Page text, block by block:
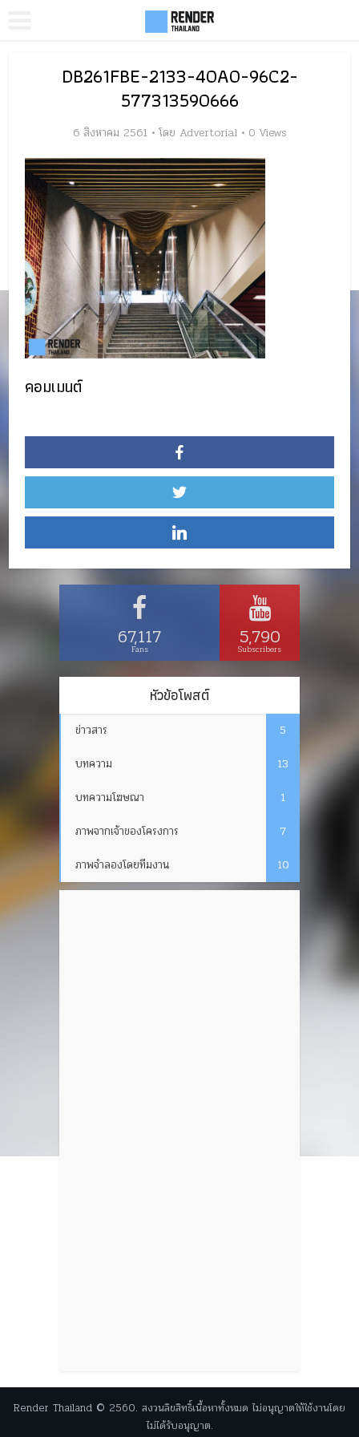
DB261FBE-2133-40A0-96C2-
577313590666
6 สิงหาคม 2561 โดย Advertorial 0 Views
คอมเมนต์
67,117
Fans 5,790
Subscribers
หัวข้อโพสต์
ข่าวสาร
5
บทความ
13
บทความโฆษณา
1
ภาพจากเจ้าของโครงการ
7
ภาพจำลองโดยทีมงาน
10
Render Thailand © 2560. สงวนลิขสิทธิ์เนื้อหาทั้งหมด ไม่อนุญาตให้ใช้งานโดย
ไม่ได้รับอนุญาต.